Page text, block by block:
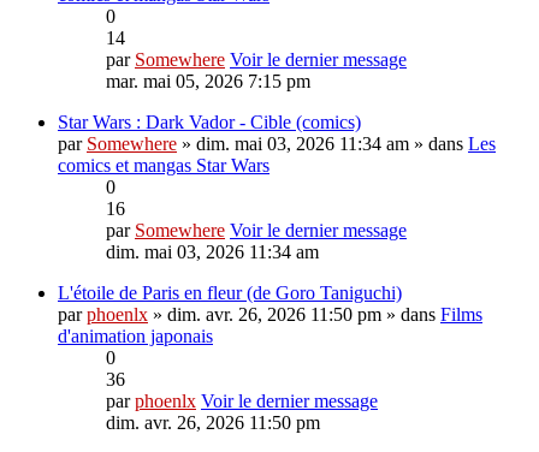
0
14
par Somewhere Voir le dernier message
mar. mai 05, 2026 7:15 pm
Star Wars : Dark Vador - Cible (comics)
par Somewhere » dim. mai 03, 2026 11:34 am » dans Les
comics et mangas Star Wars
0
16
par Somewhere Voir le dernier message
dim. mai 03, 2026 11:34 am
L'étoile de Paris en fleur (de Goro Taniguchi)
parphoenlx » dim. avr. 26, 2026 11:50 pm » dans Films
d'animation japonais
0
36
parphoenlx Voir le dernier message
dim. avr. 26, 2026 11:50 pm